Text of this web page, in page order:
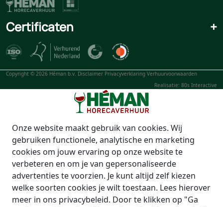
Certificaten +
Copyright © 2026 Héman b.v. Disclaimer Privacyverklaring Verhuurvoorwaarden
Realisatie: 80s Interactive
Onze website maakt gebruik van cookies. Wij
gebruiken functionele, analytische en marketing
cookies om jouw ervaring op onze website te
verbeteren en om je van gepersonaliseerde
advertenties te voorzien. Je kunt altijd zelf kiezen
welke soorten cookies je wilt toestaan. Lees hierover
meer in ons privacybeleid. Door te klikken op "Ga